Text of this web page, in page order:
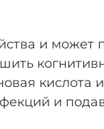
и может
и